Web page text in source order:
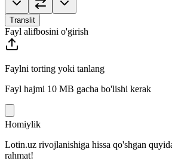
Translit
Fayl alifbosini o'girish
Faylni torting yoki tanlang
Fayl hajmi 10 MB gacha bo'lishi kerak
Homiylik
Lotin.uz rivojlanishiga hissa qo'shgan
rahmat!